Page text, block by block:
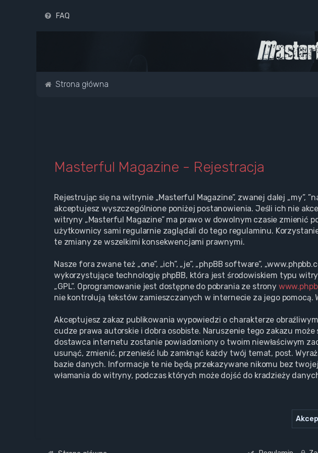
FAQ
Strona główna
Masterful Magazine - Rejestracja
Rejestrując się na witrynie „Masterful Magazine”, zwanej dalej „my”,
akceptujesz wyszczególnione poniżej postanowienia. Jeśli ich nie
witryny „Masterful Magazine” ma prawo w dowolnym czasie zmienić
użytkownicy sami regularnie zaglądali do tego regulaminu.
te zmiany ze wszelkimi konsekwencjami prawnymi.
Nasze fora zwane też „one”, „ich”, „je”, „phpBB software”,
wykorzystujące technologię phpBB, która jest środowiskiem typu
„GPL”. Oprogramowanie jest dostępne do pobrania ze strony
nie kontrolują tekstów zamieszczanych w internecie za jego pomocą.
Akceptujesz zakaz publikowania wypowiedzi o charakterze
cudze prawa autorskie i dobra osobiste. Naruszenie tego zakazu
dostawca internetu zostanie powiadomiony o twoim niewłaściwym
usunąć, zmienić, przenieść lub zamknąć każdy twój temat, post.
bazie danych. Informacje te nie będą przekazywane nikomu bez
włamania do witryny, podczas których może dojść do kradzieży